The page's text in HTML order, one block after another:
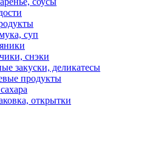
суп
снэки
закуски, деликатесы
продукты
открытки